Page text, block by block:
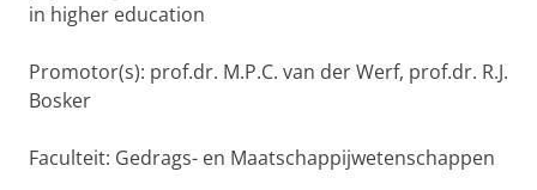
in higher education
Promotor(s): prof.dr. M.P.C. van der Werf, prof.dr. R.J.
Bosker
Faculteit: Gedrags- en Maatschappijwetenschappen